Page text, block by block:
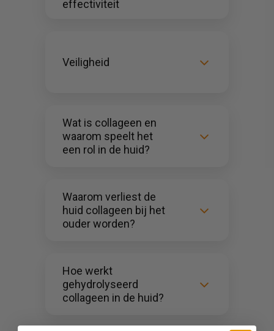
effectiviteit
Veiligheid
Wat is collageen en
waarom speelt het
een rol in de huid?
Waarom verliest de
huid collageen bij het
ouder worden?
Hoe werkt
gehydrolyseerd
collageen in de huid?